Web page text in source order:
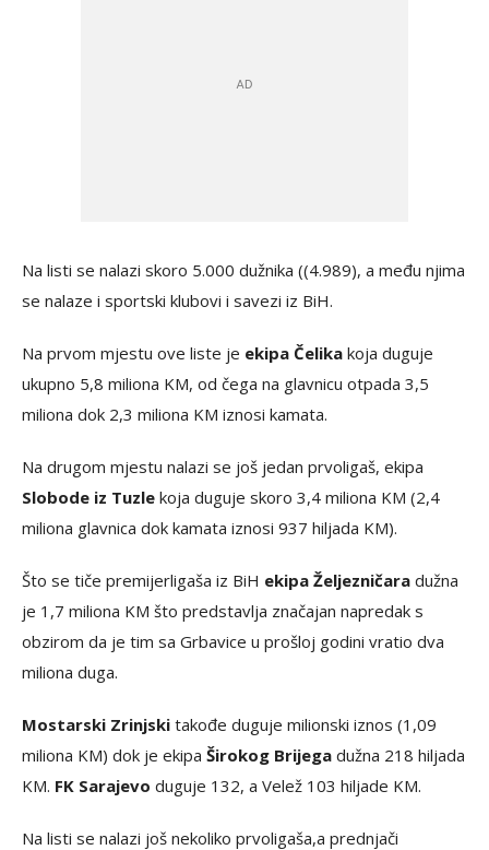
Na listi se nalazi skoro 5.000 dužnika ((4.989), a među njima
se nalaze i sportski klubovi i savezi iz BiH.
Na prvom mjestu ove liste je ekipa Čelika koja duguje
ukupno 5,8 miliona KM, od čega na glavnicu otpada 3,5
miliona dok 2,3 miliona KM iznosi kamata.
Na drugom mjestu nalazi se još jedan prvoligaš, ekipa
Slobode iz Tuzle koja duguje skoro 3,4 miliona KM (2,4
miliona glavnica dok kamata iznosi 937 hiljada KM).
Što se tiče premijerligaša iz BiH ekipa Željezničara dužna
je 1,7 miliona KM što predstavlja značajan napredak s
obzirom da je tim sa Grbavice u prošloj godini vratio dva
miliona duga.
Mostarski Zrinjski takođe duguje milionski iznos (1,09
miliona KM) dok je ekipa Širokog Brijega dužna 218 hiljada
KM. FK Sarajevo duguje 132, a Velež 103 hiljade KM.
Na listi se nalazi još nekoliko prvoligaša,a prednjači